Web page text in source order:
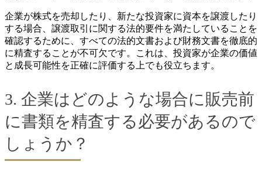
企業が株式を売却したり、新たな投資家に資本を譲渡したり
する場合、譲渡取引に関する法的要件を満たしていることを
確認するために、すべての法的文書および財務文書を徹底的
に精査することが不可欠です。これは、投資家が企業の価値
と成長可能性を正確に評価する上でも役立ちます。
3. 企業はどのような場合に販売前
に書類を精査する必要があるので
しょうか？